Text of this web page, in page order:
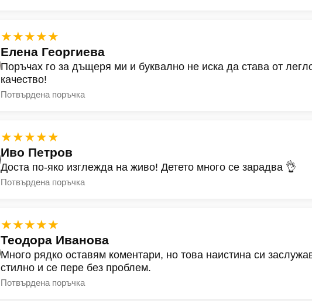
★★★★★
Елена Георгиева
Поръчах го за дъщеря ми и буквално не иска да става от
качество!
Потвърдена поръчка
★★★★★
Иво Петров
Доста по-яко изглежда на живо! Детето много се зарадва 👌
Потвърдена поръчка
★★★★★
Теодора Иванова
Много рядко оставям коментари, но това наистина си
стилно и се пере без проблем.
Потвърдена поръчка